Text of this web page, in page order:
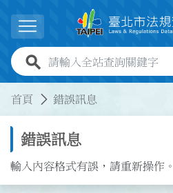
展開選單
全站查詢關鍵字欄位
首頁 錯誤訊息
錯誤訊息
輸入內容格式有誤，請重新操作。